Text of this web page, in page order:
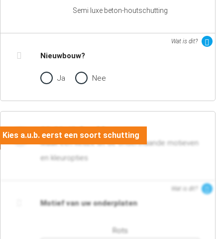
Semi luxe beton-houtschutting
Wat is dit?
Nieuwbouw?
Ja Nee
02. Motief en kleur
Maak een keuze uit de onderstaande motieven
en kleuropties
Wat is dit?
Motief van uw onderplaten
Rots